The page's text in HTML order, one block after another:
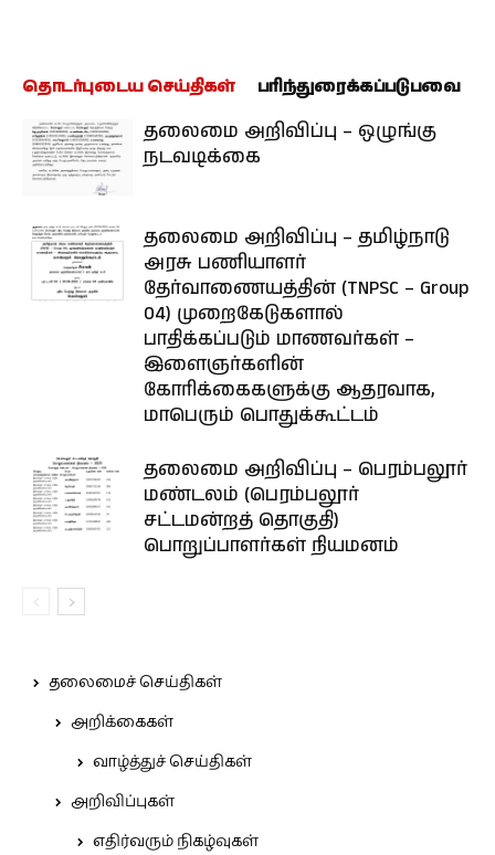
தொடர்புடைய செய்திகள் பரிந்துரைக்கப்படுபவை
தலைமை அறிவிப்பு – ஒழுங்கு
நடவடிக்கை
தலைமை அறிவிப்பு – தமிழ்நாடு
அரசு பணியாளர்
தேர்வாணையத்தின் (TNPSC – Group
04) முறைகேடுகளால்
பாதிக்கப்படும் மாணவர்கள் –
இளைஞர்களின்
கோரிக்கைகளுக்கு ஆதரவாக,
மாபெரும் பொதுக்கூட்டம்
தலைமை அறிவிப்பு – பெரம்பலூர்
மண்டலம் (பெரம்பலூர்
சட்டமன்றத் தொகுதி)
பொறுப்பாளர்கள் நியமனம்
தலைமைச் செய்திகள்
அறிக்கைகள்
வாழ்த்துச் செய்திகள்
அறிவிப்புகள்
எதிர்வரும் நிகழ்வுகள்